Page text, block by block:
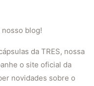
blog!
da TRES, nossa
o site oficial da
novidades sobre o